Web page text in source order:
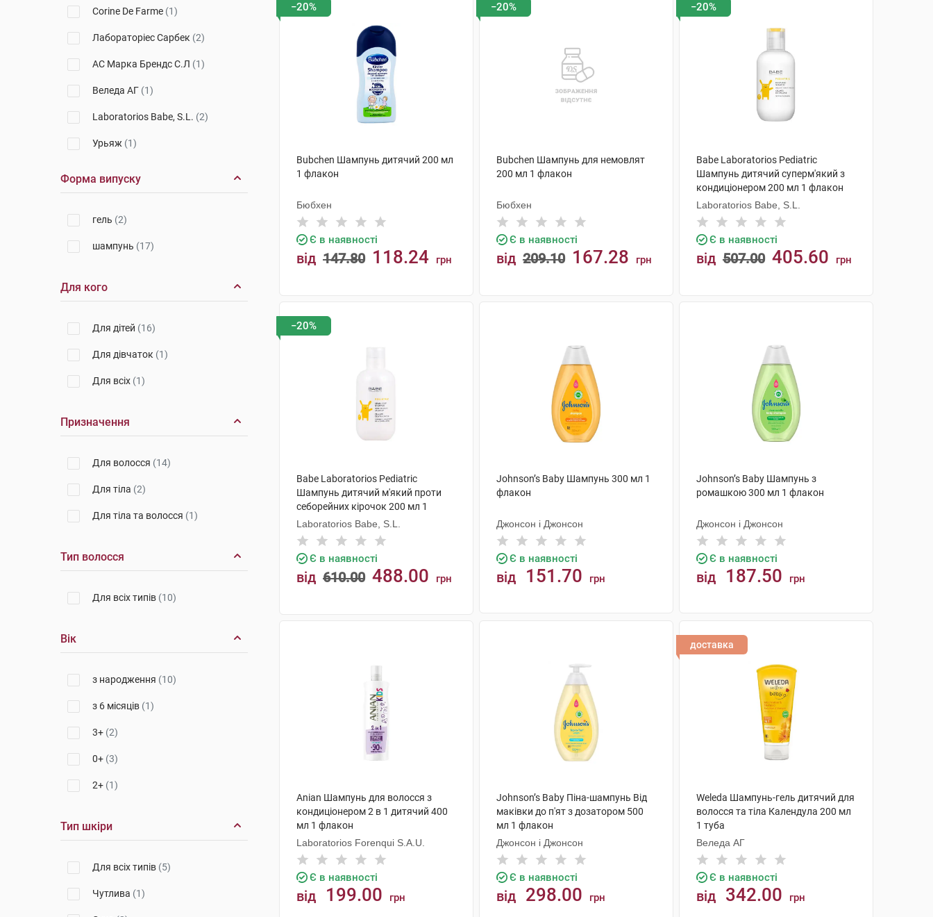
Corine De Farme (1)
Лабораторіес Сарбек (2)
АС Марка Брендс С.Л (1)
Веледа АГ (1)
Laboratorios Babe, S.L. (2)
Урьяж (1)
Апівіта С.А.(1)
Форма випуску
гель (2)
шампунь (17)
Для кого
Для дітей (16)
Для дівчаток (1)
Для всіх (1)
Призначення
Для волосся (14)
Для тіла (2)
Для тіла та волосся (1)
Тип волосся
Для всіх типів (10)
Вік
з народження (10)
з 6 місяців (1)
3+ (2)
0+ (3)
2+ (1)
Тип шкіри
Для всіх типів (5)
Чутлива (1)
−20%
Bubchen Шампунь дитячий 200 мл
1 флакон
Бюбхен
Є в наявності
від 147.80 118.24 грн
−20%
Bubchen Шампунь для немовлят
200 мл 1 флакон
Бюбхен
Є в наявності
від 209.10 167.28 грн
−20%
Babe Laboratorios Pediatric
Шампунь дитячий суперм'який з
кондиціонером 200 мл 1 флакон
Laboratorios Babe, S.L.
Є в наявності
від 507.00 405.60 грн
−20%
Babe Laboratorios Pediatric
Шампунь дитячий м'який проти
себорейних кірочок 200 мл 1
флакон
Laboratorios Babe, S.L.
Є в наявності
від 610.00 488.00 грн
Johnson’s Baby Шампунь 300 мл 1
флакон
Джонсон і Джонсон
Є в наявності
від 151.70 грн
Johnson’s Baby Шампунь з
ромашкою 300 мл 1 флакон
Джонсон і Джонсон
Є в наявності
від 187.50 грн
Anian Шампунь для волосся з
кондиціонером 2 в 1 дитячий 400
мл 1 флакон
Laboratorios Forenqui S.A.U.
Є в наявності
від 199.00 грн
Johnson’s Baby Піна-шампунь Від
маківки до п'ят з дозатором 500
мл 1 флакон
Джонсон і Джонсон
Є в наявності
від 298.00 грн
доставка
Weleda Шампунь-гель дитячий для
волосся та тіла Календула 200 мл
1 туба
Веледа АГ
Є в наявності
від 342.00 грн